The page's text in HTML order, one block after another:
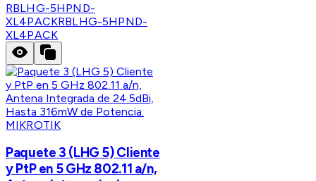
RBLHG-5HPND-
XL4PACKRBLHG-5HPND-
XL4PACK
MIKROTIK
Paquete 3 (LHG 5) Cliente
y PtP en 5 GHz 802.11 a/n,